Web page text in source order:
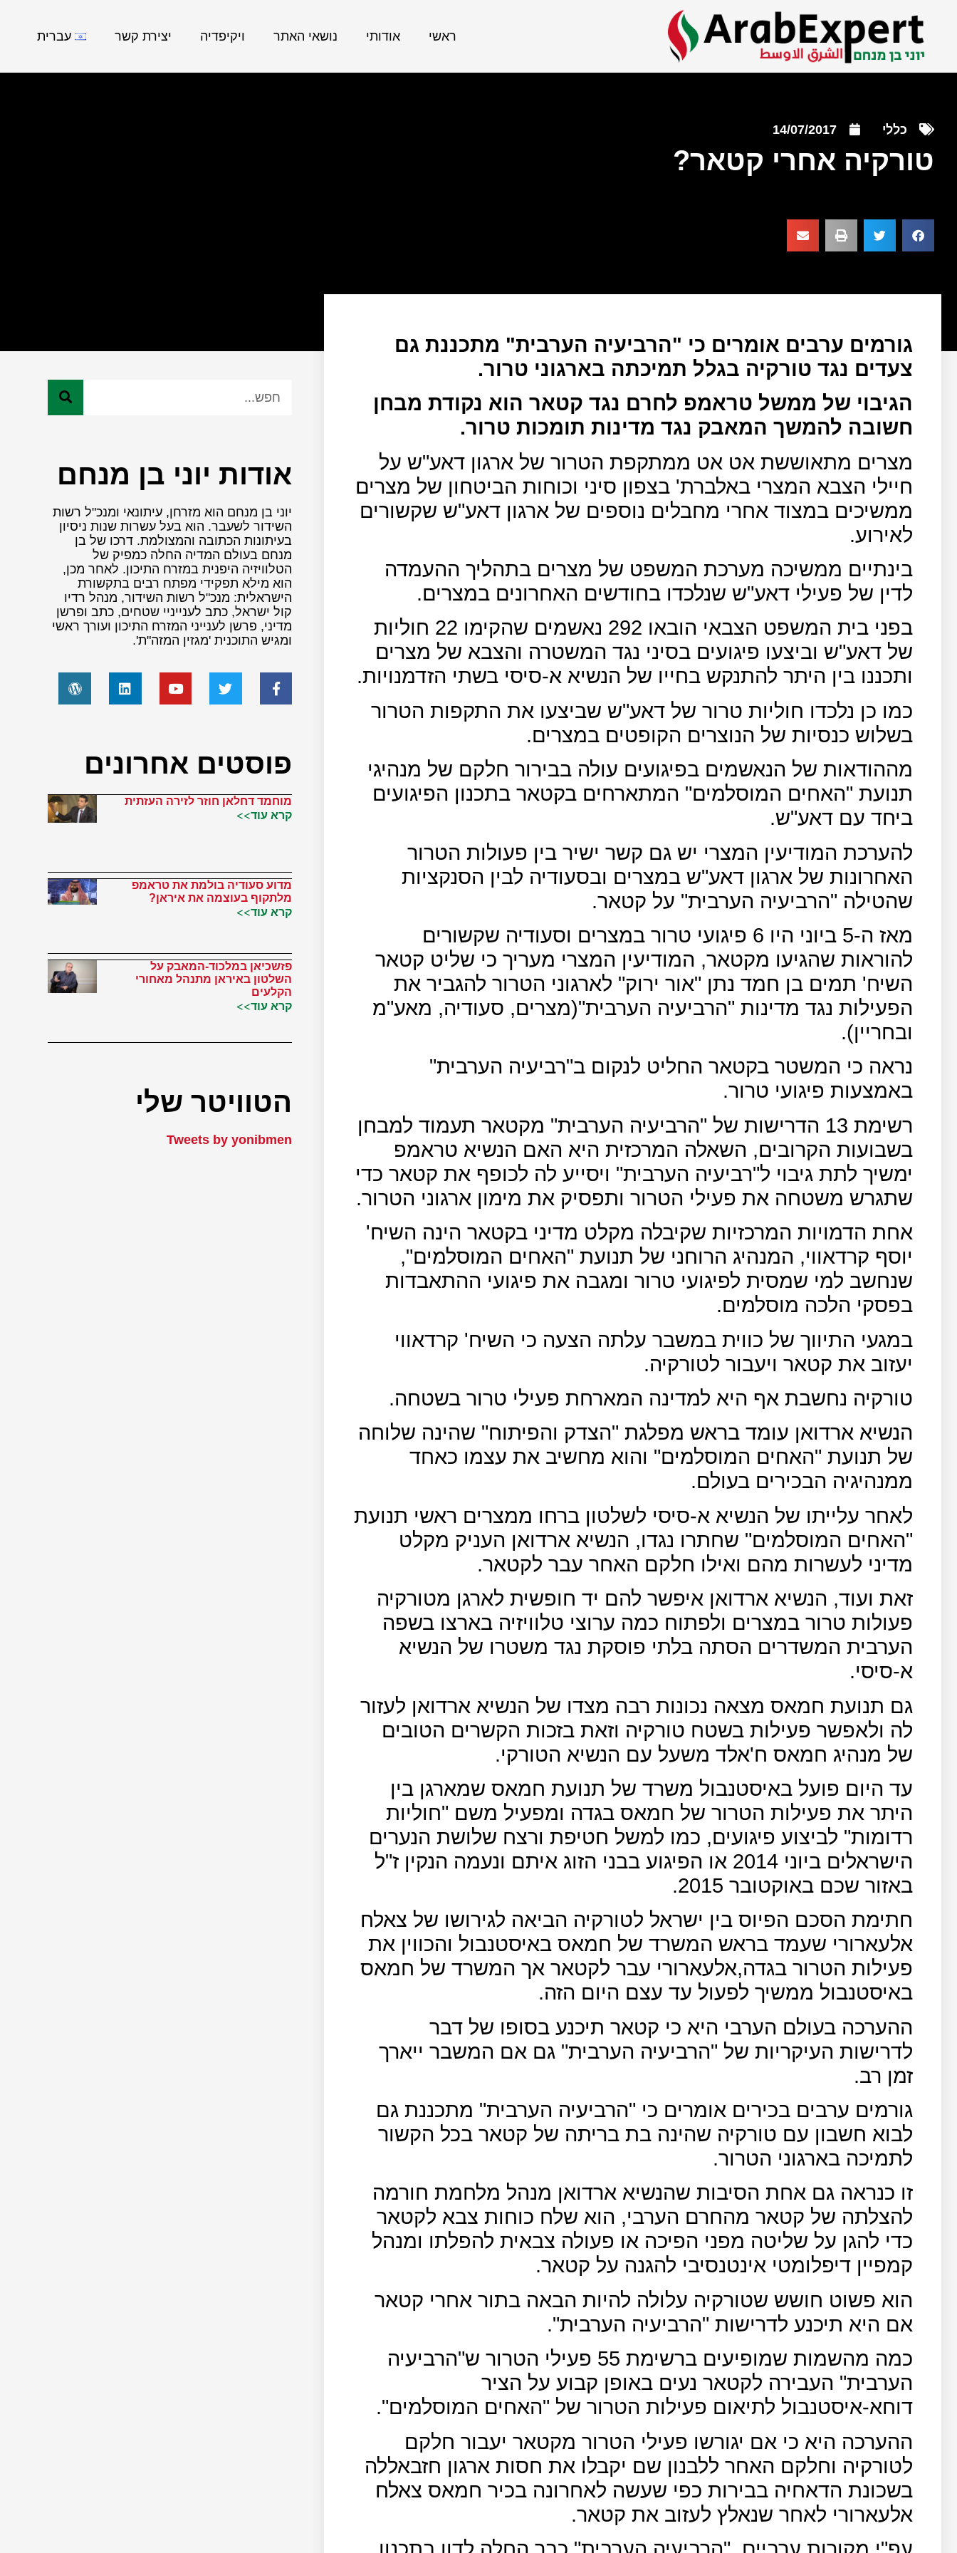
ראשי אודותי נושאי האתר ויקיפדיה יצירת קשר עברית
כללי 14/07/2017
טורקיה אחרי קטאר?
גורמים ערבים אומרים כי "הרביעיה הערבית" מתכננת גם
צעדים נגד טורקיה בגלל תמיכתה בארגוני טרור.
הגיבוי של ממשל טראמפ לחרם נגד קטאר הוא נקודת מבחן
חשובה להמשך המאבק נגד מדינות תומכות טרור.
מצרים מתאוששת אט אט ממתקפת הטרור של ארגון דאע"ש על
חיילי הצבא המצרי באלברת' בצפון סיני וכוחות הביטחון של מצרים
ממשיכים במצוד אחרי מחבלים נוספים של ארגון דאע"ש שקשורים
לאירוע.
בינתיים ממשיכה מערכת המשפט של מצרים בתהליך ההעמדה
לדין של פעילי דאע"ש שנלכדו בחודשים האחרונים במצרים.
בפני בית המשפט הצבאי הובאו 292 נאשמים שהקימו 22 חוליות
של דאע"ש וביצעו פיגועים בסיני נגד המשטרה והצבא של מצרים
ותכננו בין היתר להתנקש בחייו של הנשיא א-סיסי בשתי הזדמנויות.
כמו כן נלכדו חוליות טרור של דאע"ש שביצעו את התקפות הטרור
בשלוש כנסיות של הנוצרים הקופטים במצרים.
מההודאות של הנאשמים בפיגועים עולה בבירור חלקם של מנהיגי
תנועת "האחים המוסלמים" המתארחים בקטאר בתכנון הפיגועים
ביחד עם דאע"ש.
להערכת המודיעין המצרי יש גם קשר ישיר בין פעולות הטרור
האחרונות של ארגון דאע"ש במצרים ובסעודיה לבין הסנקציות
שהטילה "הרביעיה הערבית" על קטאר.
מאז ה-5 ביוני היו 6 פיגועי טרור במצרים וסעודיה שקשורים
להוראות שהגיעו מקטאר, המודיעין המצרי מעריך כי שליט קטאר
השיח' תמים בן חמד נתן "אור ירוק" לארגוני הטרור להגביר את
הפעילות נגד מדינות "הרביעיה הערבית"(מצרים, סעודיה, מאע"מ
ובחריין).
נראה כי המשטר בקטאר החליט לנקום ב"רביעיה הערבית"
באמצעות פיגועי טרור.
רשימת 13 הדרישות של "הרביעיה הערבית" מקטאר תעמוד למבחן
בשבועות הקרובים, השאלה המרכזית היא האם הנשיא טראמפ
ימשיך לתת גיבוי ל"רביעיה הערבית" ויסייע לה לכופף את קטאר כדי
שתגרש משטחה את פעילי הטרור ותפסיק את מימון ארגוני הטרור.
אחת הדמויות המרכזיות שקיבלה מקלט מדיני בקטאר הינה השיח'
יוסף קרדאווי, המנהיג הרוחני של תנועת "האחים המוסלמים",
שנחשב למי שמסית לפיגועי טרור ומגבה את פיגועי ההתאבדות
בפסקי הלכה מוסלמים.
במגעי התיווך של כווית במשבר עלתה הצעה כי השיח' קרדאווי
יעזוב את קטאר ויעבור לטורקיה.
טורקיה נחשבת אף היא למדינה המארחת פעילי טרור בשטחה.
הנשיא ארדואן עומד בראש מפלגת "הצדק והפיתוח" שהינה שלוחה
של תנועת "האחים המוסלמים" והוא מחשיב את עצמו כאחד
ממנהיגיה הבכירים בעולם.
לאחר עלייתו של הנשיא א-סיסי לשלטון ברחו ממצרים ראשי תנועת
"האחים המוסלמים" שחתרו נגדו, הנשיא ארדואן העניק מקלט
מדיני לעשרות מהם ואילו חלקם האחר עבר לקטאר.
זאת ועוד, הנשיא ארדואן איפשר להם יד חופשית לארגן מטורקיה
פעולות טרור במצרים ולפתוח כמה ערוצי טלוויזיה בארצו בשפה
הערבית המשדרים הסתה בלתי פוסקת נגד משטרו של הנשיא
א-סיסי.
גם תנועת חמאס מצאה נכונות רבה מצדו של הנשיא ארדואן לעזור
לה ולאפשר פעילות בשטח טורקיה וזאת בזכות הקשרים הטובים
של מנהיג חמאס ח'אלד משעל עם הנשיא הטורקי.
עד היום פועל באיסטנבול משרד של תנועת חמאס שמארגן בין
היתר את פעילות הטרור של חמאס בגדה ומפעיל משם "חוליות
רדומות" לביצוע פיגועים, כמו למשל חטיפת ורצח שלושת הנערים
הישראלים ביוני 2014 או הפיגוע בבני הזוג איתם ונעמה הנקין ז"ל
באזור שכם באוקטובר 2015.
חתימת הסכם הפיוס בין ישראל לטורקיה הביאה לגירושו של צאלח
אלעארורי שעמד בראש המשרד של חמאס באיסטנבול והכווין את
פעילות הטרור בגדה,אלעארורי עבר לקטאר אך המשרד של חמאס
באיסטנבול ממשיך לפעול עד עצם היום הזה.
ההערכה בעולם הערבי היא כי קטאר תיכנע בסופו של דבר
לדרישות העיקריות של "הרביעיה הערבית" גם אם המשבר ייארך
זמן רב.
גורמים ערבים בכירים אומרים כי "הרביעיה הערבית" מתכננת גם
לבוא חשבון עם טורקיה שהינה בת בריתה של קטאר בכל הקשור
לתמיכה בארגוני הטרור.
זו כנראה גם אחת הסיבות שהנשיא ארדואן מנהל מלחמת חורמה
להצלתה של קטאר מהחרם הערבי, הוא שלח כוחות צבא לקטאר
כדי להגן על שליטה מפני הפיכה או פעולה צבאית להפלתו ומנהל
קמפיין דיפלומטי אינטנסיבי להגנה על קטאר.
הוא פשוט חושש שטורקיה עלולה להיות הבאה בתור אחרי קטאר
אם היא תיכנע לדרישות "הרביעיה הערבית".
כמה מהשמות שמופיעים ברשימת 55 פעילי הטרור ש"הרביעיה
הערבית" העבירה לקטאר נעים באופן קבוע על הציר
דוחא-איסטנבול לתיאום פעילות הטרור של "האחים המוסלמים".
ההערכה היא כי אם יגורשו פעילי הטרור מקטאר יעבור חלקם
לטורקיה וחלקם האחר ללבנון שם יקבלו את חסות ארגון חזבאללה
בשכונת הדאחיה בבירות כפי שעשה לאחרונה בכיר חמאס צאלח
אלעארורי לאחר שנאלץ לעזוב את קטאר.
אודות יוני בן מנחם
יוני בן מנחם הוא מזרחן, עיתונאי ומנכ"ל רשות
השידור לשעבר. הוא בעל עשרות שנות ניסיון
בעיתונות הכתובה והמצולמת. דרכו של בן
מנחם בעולם המדיה החלה כמפיק של
הטלוויזיה היפנית במזרח התיכון. לאחר מכן,
הוא מילא תפקידי מפתח רבים בתקשורת
הישראלית: מנכ"ל רשות השידור, מנהל רדיו
קול ישראל, כתב לענייניי שטחים, כתב ופרשן
מדיני, פרשן לענייני המזרח התיכון ועורך ראשי
ומגיש התוכנית 'מגזין המזה"ת'.
פוסטים אחרונים
מוחמד דחלאן חוזר לזירה העזתית
קרא עוד>>
מדוע סעודיה בולמת את טראמפ
מלתקוף בעוצמה את איראן?
קרא עוד>>
פזשכיאן במלכוד-המאבק על
השלטון באיראן מתנהל מאחורי
הקלעים
קרא עוד>>
הטוויטר שלי
Tweets by yonibmen